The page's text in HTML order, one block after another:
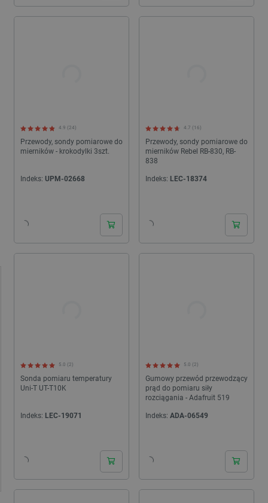
Przewody, sondy pomiarowe do
mierników - krokodylki 3szt.
4.9 (24)
Indeks: UPM-02668
Przewody, sondy pomiarowe do
mierników Rebel RB-830, RB-
838
4.7 (16)
Indeks: LEC-18374
Sonda pomiaru temperatury
Uni-T UT-T10K
5.0 (2)
Indeks: LEC-19071
Gumowy przewód przewodzący
prąd do pomiaru siły
rozciągania - Adafruit 519
5.0 (2)
Indeks: ADA-06549